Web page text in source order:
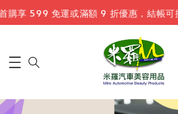
599 免運或滿額 9 折優惠，結帳可擇